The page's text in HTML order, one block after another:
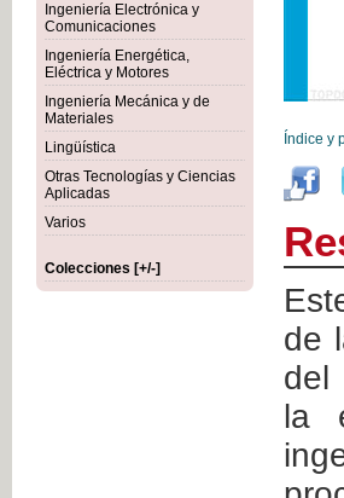
Ingeniería Electrónica y
Comunicaciones
Ingeniería Energética,
Eléctrica y Motores
Ingeniería Mecánica y de
Materiales
Lingüística
Otras Tecnologías y Ciencias
Aplicadas
Varios
Colecciones [+/-]
Índice y
de
del
la